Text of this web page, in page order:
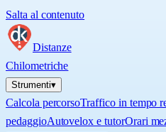
Salta al contenuto
Distanze
Chilometriche
Strumenti▾
Calcola percorsoTraffico in tempo
pedaggioAutovelox e tutorOrari